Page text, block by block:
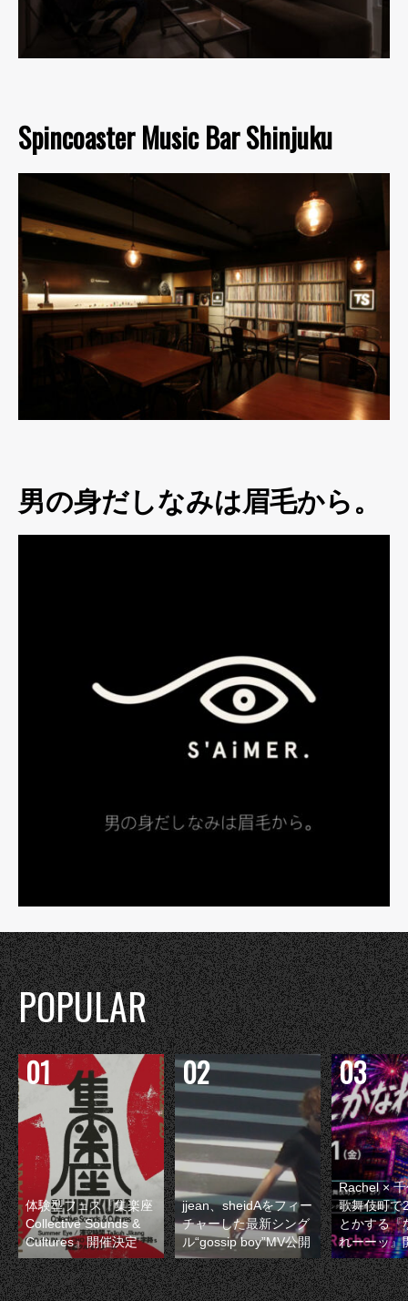
Spincoaster Music Bar Shinjuku
男の身だしなみは眉毛から。
POPULAR
体験型フェス『集楽座
Collective Sounds &
Cultures』開催決定
jjean、sheidAをフィー
チャーした最新シング
ル“gossip boy”MV公開
Rachel ×
歌舞伎町で
とかする『
れーーッ』